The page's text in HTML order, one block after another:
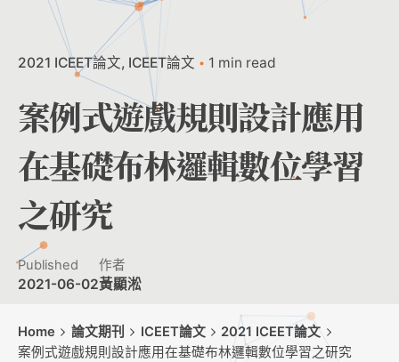
2021 ICEET論文 ICEET論文 1 min read
案例式遊戲規則設計應用
在基礎布林邏輯數位學習
之研究
Published
2021-06-02
作者
黃顯淞
Home 論文期刊 ICEET論文
2021 ICEET論文
案例式遊戲規則設計應用在基礎布林邏輯數位學習之研究